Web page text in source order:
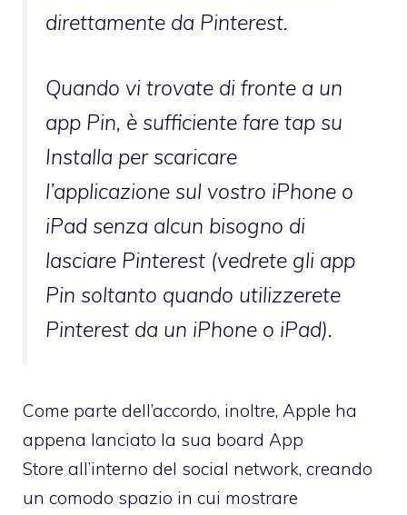
direttamente da Pinterest.
Quando vi trovate di fronte a un
app Pin, è sufficiente fare tap su
Installa per scaricare
l’applicazione sul vostro iPhone o
iPad senza alcun bisogno di
lasciare Pinterest (vedrete gli app
Pin soltanto quando utilizzerete
Pinterest da un iPhone o iPad).
Come parte dell’accordo, inoltre, Apple ha
appena lanciato la sua board App
Store all’interno del social network, creando
un comodo spazio in cui mostrare